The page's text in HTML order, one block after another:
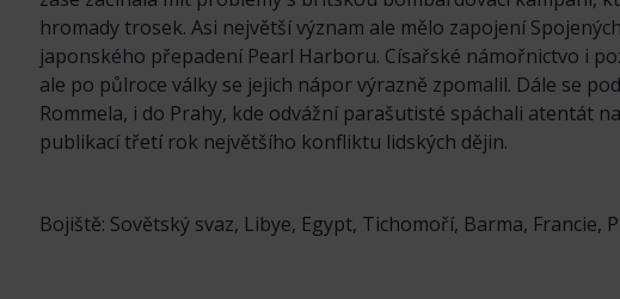
hromady trosek. Asi největší význam ale mělo zapojení
japonského přepadení Pearl Harboru. Císařské námořnictvo i
ale po půlroce války se jejich nápor výrazně zpomalil. Dále se
Rommela, i do Prahy, kde odvážní parašutisté spáchali atentát
publikací třetí rok největšího konfliktu lidských dějin.
Bojiště: Sovětský svaz, Libye, Egypt, Tichomoří, Barma,